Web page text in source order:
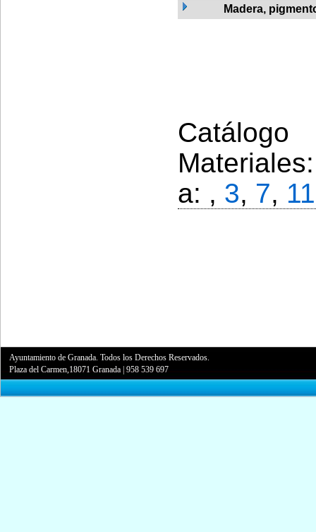
Madera,
a: , 3, 7, 11
Ayuntamiento de Granada. Todos los Derechos Reservados.
Plaza del Carmen,18071 Granada |958 539 697